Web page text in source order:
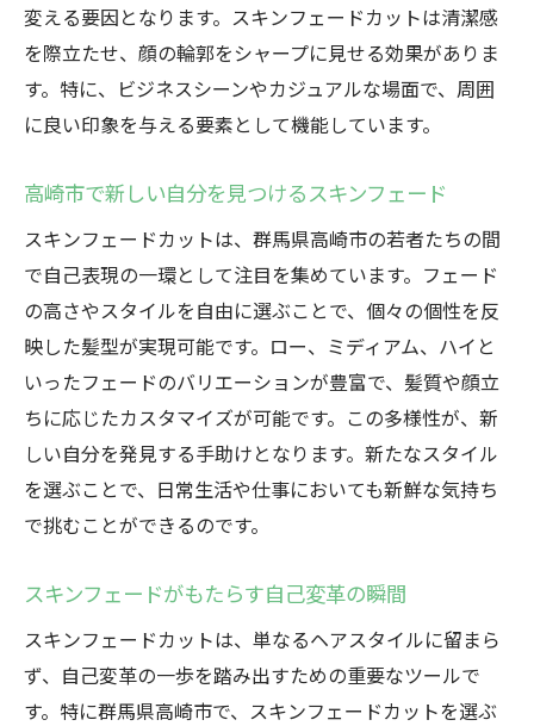
変える要因となります。スキンフェードカットは清潔感
を際立たせ、顔の輪郭をシャープに見せる効果がありま
す。特に、ビジネスシーンやカジュアルな場面で、周囲
に良い印象を与える要素として機能しています。
高崎市で新しい自分を見つけるスキンフェード
スキンフェードカットは、群馬県高崎市の若者たちの間
で自己表現の一環として注目を集めています。フェード
の高さやスタイルを自由に選ぶことで、個々の個性を反
映した髪型が実現可能です。ロー、ミディアム、ハイと
いったフェードのバリエーションが豊富で、髪質や顔立
ちに応じたカスタマイズが可能です。この多様性が、新
しい自分を発見する手助けとなります。新たなスタイル
を選ぶことで、日常生活や仕事においても新鮮な気持ち
で挑むことができるのです。
スキンフェードがもたらす自己変革の瞬間
スキンフェードカットは、単なるヘアスタイルに留まら
ず、自己変革の一歩を踏み出すための重要なツールで
す。特に群馬県高崎市で、スキンフェードカットを選ぶ